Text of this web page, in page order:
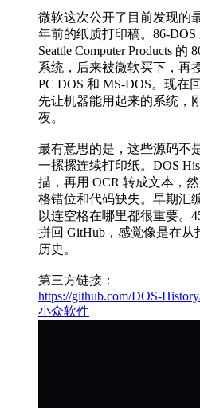
微软这次公开了目前发现的
年前的纸质打印稿。86-DOS
Seattle Computer Products
系统，后来被微软买下，再
PC DOS 和 MS-DOS。现在
先让机器能用起来的系统，
夜。
最有意思的是，这些源码不
一摞摞连续打印纸。DOS
描，再用 OCR 转成文本，
格错位和代码缺失。早期汇
以连空格在哪里都很重要。
拼回 GitHub，感觉像是在从
历史。
第三方链接：
https://github.com/DOS-
小众软件